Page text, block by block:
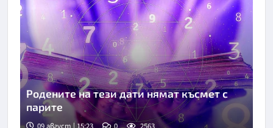
Родените на тези дати нямат късмет с
парите